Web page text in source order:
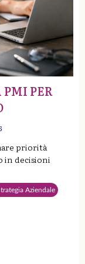
PER
priorità
in decisioni
Aziendale